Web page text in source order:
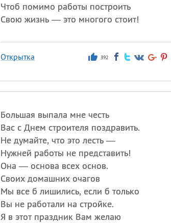
Чтоб помимо работы построить
Свою жизнь — это многого стоит!
Открытка 392
Большая выпала мне честь
Вас с Днем строителя поздравить.
Не думайте, что это лесть —
Нужней работы не представить!
Она — основа всех основ.
Своих домашних очагов
Мы все б лишились, если б только
Вы не работали на стройке.
Я в этот праздник Вам желаю